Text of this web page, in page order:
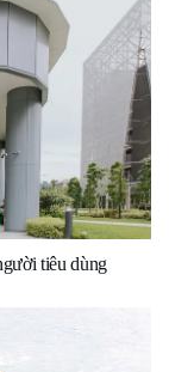
tiêu dùng